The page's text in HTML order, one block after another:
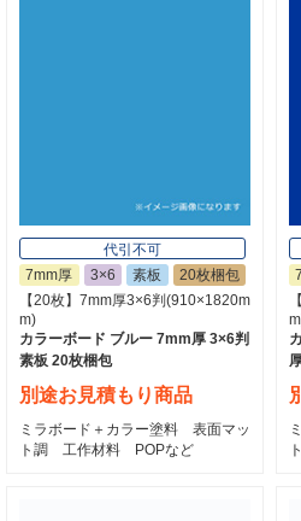
代引不可
7mm厚
3×6 素板
20枚梱包
【20枚】7mm厚3×6判(910×1820m
m)
カラーボード ブルー 7mm厚 3×6判
素板 20枚梱包
別途お見積もり商品
ミラボード＋カラー塗料 表面マッ
ト調 工作材料 POPなど